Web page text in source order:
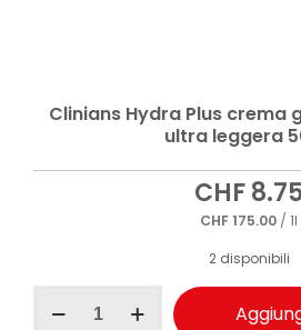
Clinians Hydra Plus crema
ultra leggera
CHF8.75
CHF175.00 / 1l
2 disponibili
Hydra